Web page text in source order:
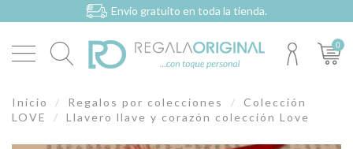
Envío gratuito en toda la tienda.
0
Inicio Regalos por colecciones
Colección
LOVE
Llavero llave y corazón colección Love